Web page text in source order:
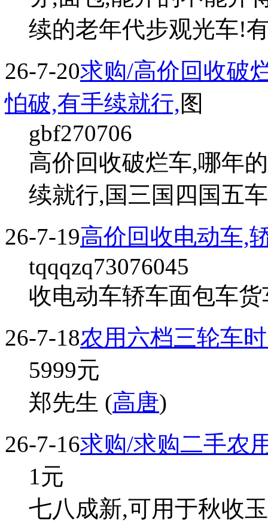
续的老年代步观光车!
26-7-20求购/高价回收破
怕破,有手续就行,图
gbf270706
高价回收破烂车,哪年
续就行,国三国四国五
26-7-19高价回收电动车,
tqqqzq73076045
收电动车轿车面包车货
26-7-18农用六档三轮车
5999元
郑先生 (高唐)
26-7-16求购/求购二手农
1元
七八成新,可用于秋收